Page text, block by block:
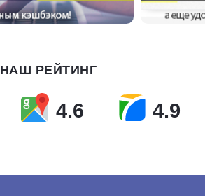
НАШ РЕЙТИНГ
4.6 4.9